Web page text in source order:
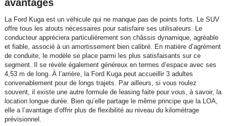
avantages
La Ford Kuga est un véhicule qui ne manque pas de points forts. Le SUV
offre tous les atouts nécessaires pour satisfaire ses utilisateurs. Le
conducteur appréciera particulièrement son châssis dynamique, agréable
et fiable, associé à un amortissement bien calibré. En matière d’agrément
de conduite, le modèle se place parmi les plus satisfaisants sur ce
segment. Il se révèle également généreux en termes d’espace avec ses
4,53 m de long. À l’arrière, la Ford Kuga peut accueillir 3 adultes
convenablement pour de longs trajets. Par ailleurs, si vous roulez
souvent, il existe une autre formule de leasing faite pour vous, à savoir, la
location longue durée. Bien qu’elle partage le même principe que la LOA,
elle a l’avantage d’offrir plus de flexibilité au niveau du kilométrage
prévisionnel.